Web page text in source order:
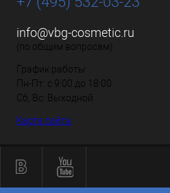
info@vbg-cosmetic.ru
(по общим вопросам)
График работы
Пн-Пт: с 9:00 до 18:00
Сб, Вс: Выходной
Карта сайта